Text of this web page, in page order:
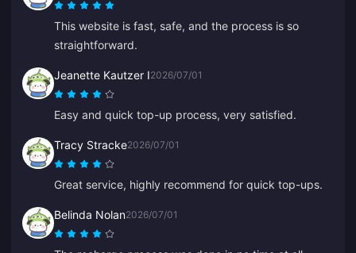
This website is fast, safe, and the process is so
straightforward.
Jeanette Kautzer I2026/07/01
Easy and quick top-up process, very satisfied.
Tracy Stracke2026/07/01
Great service, highly recommend for quick top-ups.
Belinda Nolan2026/07/01